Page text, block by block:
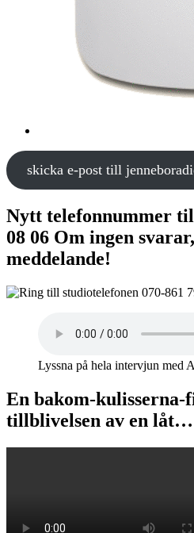
skicka e-post till
Nytt telefonnummer
08 06 Om ingen
meddelande!
Lyssna på hela intervjun med
En bakom-
tillblivelsen av en låt…